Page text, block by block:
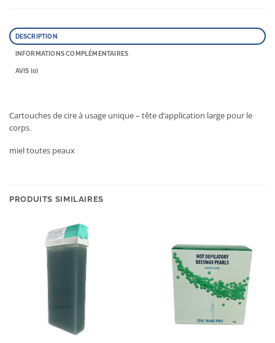
DESCRIPTION
INFORMATIONS COMPLÉMENTAIRES
AVIS (0)
Cartouches de cire à usage unique – tête d’application large pour le
corps.
miel toutes peaux
PRODUITS SIMILAIRES